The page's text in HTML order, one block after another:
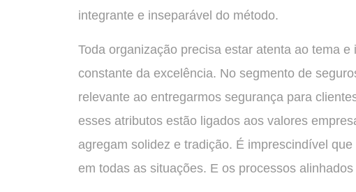
integrante e inseparável do método.
Toda organização precisa estar atenta ao tema
constante da excelência. No segmento de
relevante ao entregarmos segurança para
esses atributos estão ligados aos valores
agregam solidez e tradição. É imprescindível
em todas as situações. E os processos